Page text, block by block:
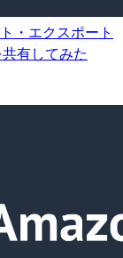
・エクスポート
有してみた